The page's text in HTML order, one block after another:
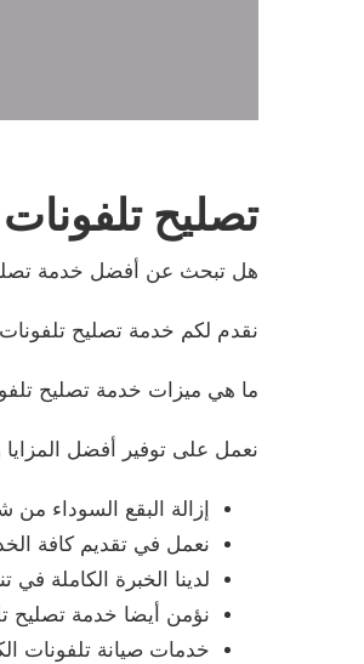
تصليح
هل تبحث عن أفضل خدمة
نقدم لكم خدمة تصليح
ما هي ميزات خدمة تصليح
نعمل على توفير أفضل
إزالة البقع السوداء
نعمل في تقديم كافة
لدينا الخبرة الكاملة في
نؤمن أيضا خدمة تصليح
خدمات صيانة تلفونات